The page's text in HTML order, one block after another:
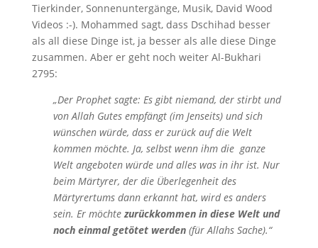
Tierkinder, Sonnenuntergänge, Musik, David Wood
Videos :-). Mohammed sagt, dass Dschihad besser
als all diese Dinge ist, ja besser als alle diese Dinge
zusammen. Aber er geht noch weiter Al-Bukhari
2795:
„Der Prophet sagte: Es gibt niemand, der stirbt und
von Allah Gutes empfängt (im Jenseits) und sich
wünschen würde, dass er zurück auf die Welt
kommen möchte. Ja, selbst wenn ihm die ganze
Welt angeboten würde und alles was in ihr ist. Nur
beim Märtyrer, der die Überlegenheit des
Märtyrertums dann erkannt hat, wird es anders
sein. Er möchtezurückkommen in diese Welt und
noch einmal getötet werden(für Allahs Sache).“